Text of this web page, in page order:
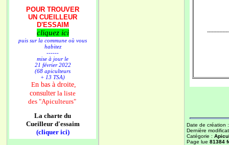
POUR TROUVER
UN CUEILLEUR
D'ESSAIM
cliquez ici
puis sur la commune où vous
habitez
------
mise à jour le
21 février 2022
(68 apiculteurs
+ 13 TSA)
En bas à droite,
consulter la liste
des "Apiculteurs"
La charte du
Cueilleur d'essaim
(cliquer ici)
Date de création
Dernière
Catégorie :
Page lue 81384